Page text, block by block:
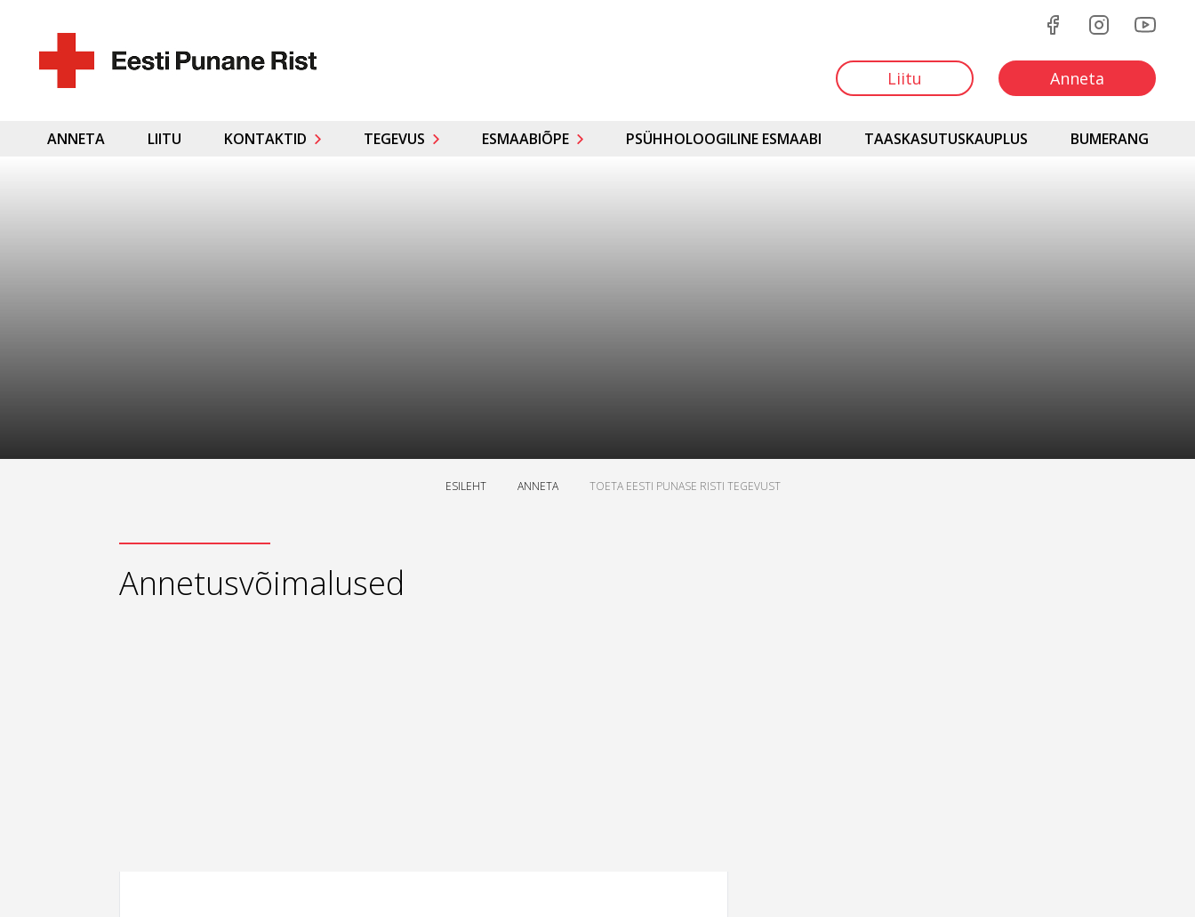
Liitu Anneta
ANNETA LIITU KONTAKTID TEGEVUS ESMAABIÕPE PSÜHHOLOOGILINE ESMAABI TAASKASUTUSKAUPLUS BUMERANG
ESILEHT ANNETA TOETA EESTI PUNASE RISTI TEGEVUST
Annetusvõimalused